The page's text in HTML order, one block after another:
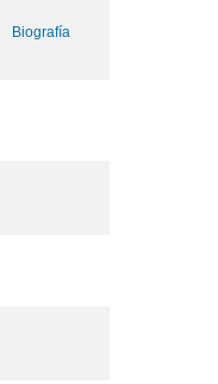
Biografía